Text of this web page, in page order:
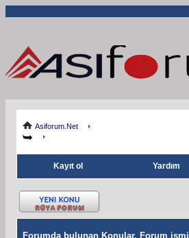
Asiforum.Net
Kayıt ol Yardım
Forumda bulunan Konular, Forum ismi